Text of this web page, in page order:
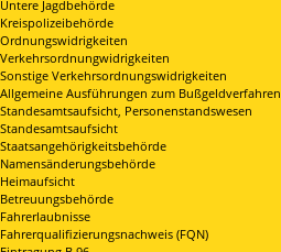
Untere Jagdbehörde
Kreispolizeibehörde
Ordnungswidrigkeiten
Verkehrsordnungwidrigkeiten
Sonstige Verkehrsordnungswidrigkeiten
Allgemeine Ausführungen zum Bußgeldverfahren
Standesamtsaufsicht, Personenstandswesen
Standesamtsaufsicht
Staatsangehörigkeitsbehörde
Namensänderungsbehörde
Heimaufsicht
Betreuungsbehörde
Fahrerlaubnisse
Fahrerqualifizierungsnachweis (FQN)